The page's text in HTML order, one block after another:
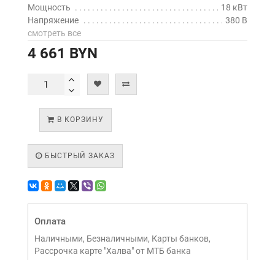
Мощность
18 кВт
Напряжение
380 В
смотреть все
4 661 BYN
В КОРЗИНУ
БЫСТРЫЙ ЗАКАЗ
Оплата
Наличными, Безналичными, Карты банков,
Рассрочка карте "Халва" от МТБ банка